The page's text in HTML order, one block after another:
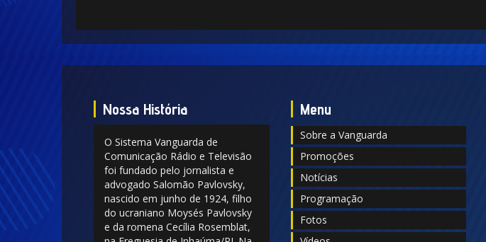
Nossa História
O Sistema Vanguarda de
Comunicação Rádio e Televisão
foi fundado pelo jornalista e
advogado Salomão Pavlovsky,
nascido em junho de 1924, filho
do ucraniano Moysés Pavlovsky
e da romena Cecília Rosemblat,
Menu
Sobre a Vanguarda
Promoções
Notícias
Programação
Fotos